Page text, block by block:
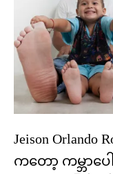
Jeison Orlando
ကတော့ ကမ္ဘာပ